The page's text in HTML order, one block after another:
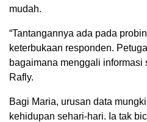
mudah.
“Tantangannya ada pada
keterbukaan responden.
bagaimana menggali informasi
Rafly.
Bagi Maria, urusan data
kehidupan sehari-hari. Ia tak